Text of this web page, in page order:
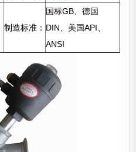
制造标准：
国标GB、德国
DIN、美国API、
ANSI